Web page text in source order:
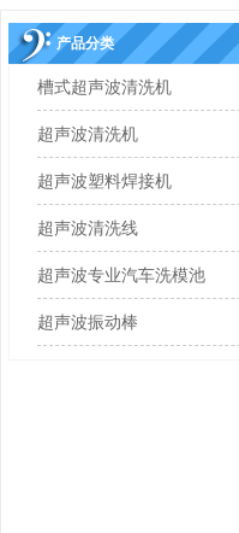
产品分类
槽式超声波清洗机
超声波清洗机
超声波塑料焊接机
超声波清洗线
超声波专业汽车洗模池
超声波振动棒